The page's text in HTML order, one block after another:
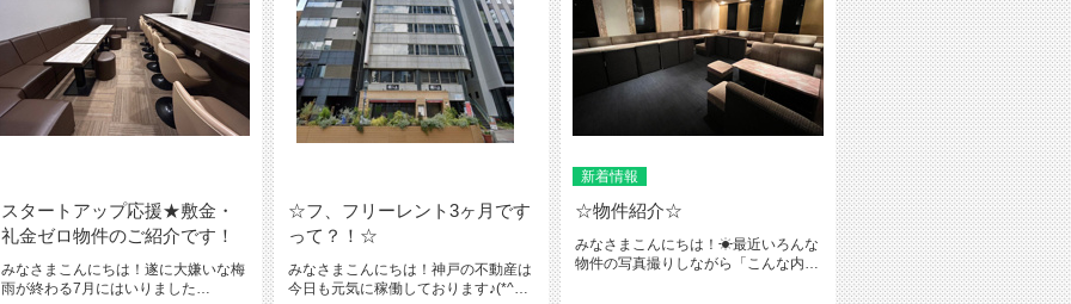
スタートアップ応援★敷金・
礼金ゼロ物件のご紹介です！
みなさまこんにちは！遂に大嫌いな梅
雨が終わる7月にはいりました
☆フ、フリーレント3ヶ月です
って？！☆
みなさまこんにちは！神戸の不動産は
今日も元気に稼働しております♪(*^ー
新着情報
☆物件紹介☆
みなさまこんにちは！☀最近いろんな
物件の写真撮りしながら「こんな内装